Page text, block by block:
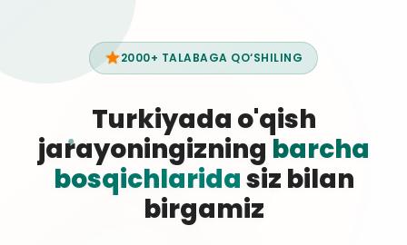
2000+ TALABAGA QO‘SHILING
Turkiyada o'qish
jarayoningizning barcha
bosqichlaridasiz bilan
birgamiz